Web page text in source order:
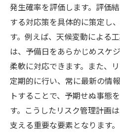
発生確率を評価します。評価
する対応策を具体的に策定し
す。例えば、天候変動による
は、予備日をあらかじめスケ
柔軟に対応できます。また、
定期的に行い、常に最新の情
トすることで、予期せぬ事態
す。こうしたリスク管理計画
支える重要な要素となります。